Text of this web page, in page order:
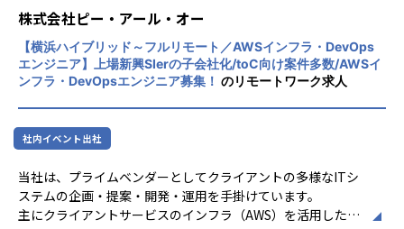
・プロジェクトベースではなく、お客様ベースで仕事をして
いくため、よりお客様に深く入り込み「伴走型支援」として
お客様のデータ活用を促進させることができる点が醍醐味で
す。
適正に応じて、会社の指示する業務への異動を命じることが
ズに応えるため、私たちは「プロフェッショ
ナルサービスの大衆化」をミッションとして
掲げております。高い専門性を持った技術
力、深い経験から得られた多様性のある高度
な分析力をハイクオリティ＆ローコストで提
供することで、企業の競争優位確保に貢献す
ることを私たちは使命としております。
私たちはビジョンとして「100年企業の創
造」を掲げて、理想企業の創造に向け、「社
員全員が燃える会社」を目指しています。理
株式会社ピー・アール・オー
【横浜ハイブリッド～フルリモート／AWSインフラ・DevOps
エンジニア】上場新興SIerの子会社化/toC向け案件多数/AWSイ
ンフラ・DevOpsエンジニア募集！ のリモートワーク求人
社内イベント出社
当社は、プライムベンダーとしてクライアントの多様なITシ
ステムの企画・提案・開発・運用を手掛けています。
主にクライアントサービスのインフラ（AWS）を活用したシ